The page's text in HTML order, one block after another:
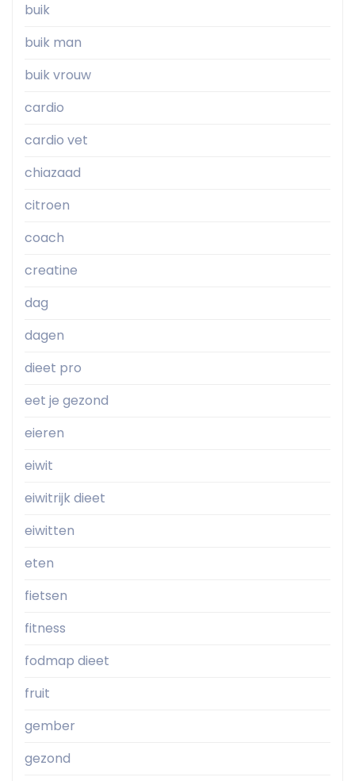
buik
buik man
buik vrouw
cardio
cardio vet
chiazaad
citroen
coach
creatine
dag
dagen
dieet pro
eet je gezond
eieren
eiwit
eiwitrijk dieet
eiwitten
eten
fietsen
fitness
fodmap dieet
fruit
gember
gezond